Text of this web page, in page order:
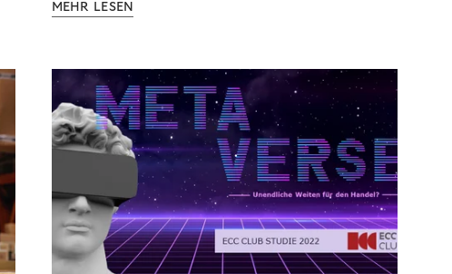
Wettbewerbsvorteil. In einem Umfeld steigender
(DSGVO) – geraten viele Unternehmen an die
Grenzen traditioneller Compliance-Mechanismen.
MEHR LESEN